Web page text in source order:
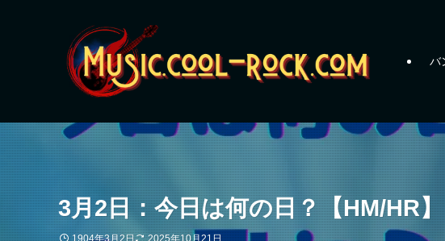
バ
3月2日：今日は何の日？【HM/HR】
1904年3月2日 2025年10月21日